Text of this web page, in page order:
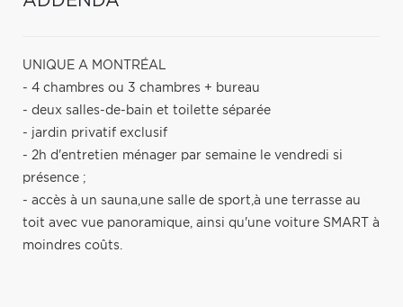
UNIQUE A MONTRÉAL
- 4 chambres ou 3 chambres + bureau
- deux salles-de-bain et toilette séparée
- jardin privatif exclusif
- 2h d'entretien ménager par semaine le vendredi si
présence ;
- accès à un sauna,une salle de sport,à une terrasse au
toit avec vue panoramique, ainsi qu'une voiture SMART à
moindres coûts.